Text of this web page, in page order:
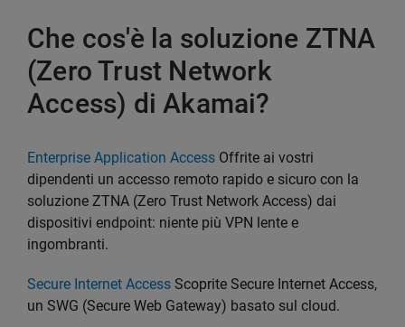
Che cos'è la soluzione ZTNA
(Zero Trust Network
Access) di Akamai?
Enterprise Application Access Offrite ai vostri
dipendenti un accesso remoto rapido e sicuro con la
soluzione ZTNA (Zero Trust Network Access) dai
dispositivi endpoint: niente più VPN lente e
ingombranti.
Secure Internet Access Scoprite Secure Internet Access,
un SWG (Secure Web Gateway) basato sul cloud.